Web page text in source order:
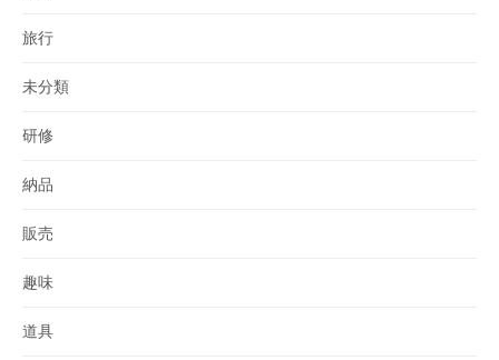
旅行
未分類
研修
納品
販売
趣味
道具